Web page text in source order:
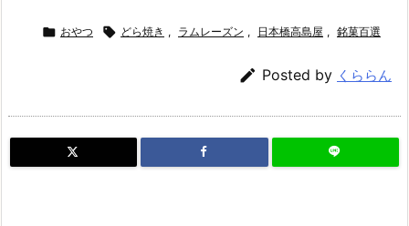
 おやつ  どら焼き , ラムレーズン , 日本橋高島屋 , 銘菓百選
 Posted by くららん